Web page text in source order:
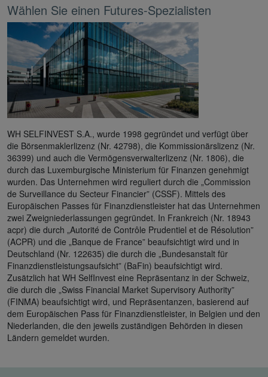
Wählen Sie einen Futures-Spezialisten
WH SELFINVEST S.A., wurde 1998 gegründet und verfügt über
die Börsenmaklerlizenz (Nr. 42798), die Kommissionärslizenz (Nr.
36399) und auch die Vermögensverwalterlizenz (Nr. 1806), die
durch das Luxemburgische Ministerium für Finanzen genehmigt
wurden. Das Unternehmen wird reguliert durch die „Commission
de Surveillance du Secteur Financier” (CSSF). Mittels des
Europäischen Passes für Finanzdienstleister hat das Unternehmen
zwei Zweigniederlassungen gegründet. In Frankreich (Nr. 18943
acpr) die durch „Autorité de Contrôle Prudentiel et de Résolution”
(ACPR) und die „Banque de France” beaufsichtigt wird und in
Deutschland (Nr. 122635) die durch die „Bundesanstalt für
Finanzdienstleistungsaufsicht” (BaFin) beaufsichtigt wird.
Zusätzlich hat WH SelfInvest eine Repräsentanz in der Schweiz,
die durch die „Swiss Financial Market Supervisory Authority”
(FINMA) beaufsichtigt wird, und Repräsentanzen, basierend auf
dem Europäischen Pass für Finanzdienstleister, in Belgien und den
Niederlanden, die den jeweils zuständigen Behörden in diesen
Ländern gemeldet wurden.